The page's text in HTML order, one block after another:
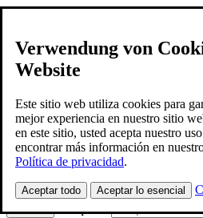
Verwendung von
Website
Este sitio web utiliza cookies para
mejor experiencia en nuestro sitio
en este sitio, usted acepta nuestro
encontrar más información en
Política de privacidad.
Aceptar todo Aceptar lo esencial
Contacto
Spanish
Deutsch
Búsqueda